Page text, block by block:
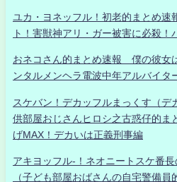
ユカ・ヨネッフル！初老的まとめ速
ト！害獣神アリ・ガー被害に必殺！
おネコさん的まとめ速報 僕の彼女
ンタルメンヘラ電波中年アルバイタ
スケバン！デカッフルまっくす（デ
供部屋おじさんヒロシ之古惑仔的ま
げMAX！デカいは正義刑事編
アキヨッフル-！ネオニートスケ番長
（子ども部屋おばさんの自宅警備員